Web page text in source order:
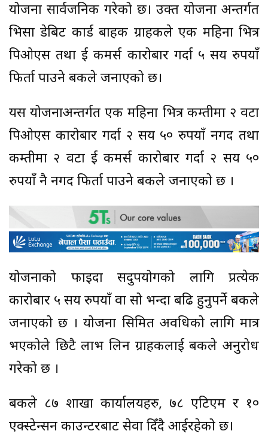
योजना सार्वजनिक गरेको छ। उक्त योजना अन्तर्गत
भिसा डेबिट कार्ड बाहक ग्राहकले एक महिना भित्र
पिओएस तथा ई कमर्स कारोबार गर्दा ५ सय रुपयाँ
फिर्ता पाउने बैंकले जनाएको छ।
यस योजनाअन्तर्गत एक महिना भित्र कम्तीमा २ वटा
पिओएस कारोबार गर्दा २ सय ५० रुपयाँ नगद तथा
कम्तीमा २ वटा ई कमर्स कारोबार गर्दा २ सय ५०
रुपयाँ नै नगद फिर्ता पाउने बैंकले जनाएको छ ।
योजनाको फाइदा सदुपयोगको लागि प्रत्येक
कारोबार ५ सय रुपयाँ वा सो भन्दा बढि हुनुपर्ने बैंकले
जनाएको छ । योजना सिमित अवधिको लागि मात्र
भएकोले छिटै लाभ लिन ग्राहकलाई बैंकले अनुरोध
गरेको छ ।
बैंकले ८७ शाखा कार्यालयहरु, ७८ एटिएम र १०
एक्स्टेन्सन काउन्टरबाट सेवा दिँदै आईरहेको छ।